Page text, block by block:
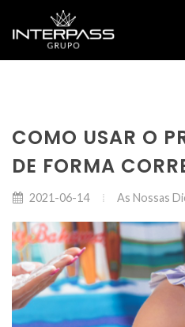
COMO USAR O
DE FORMA
2021-06-14 As Nossas